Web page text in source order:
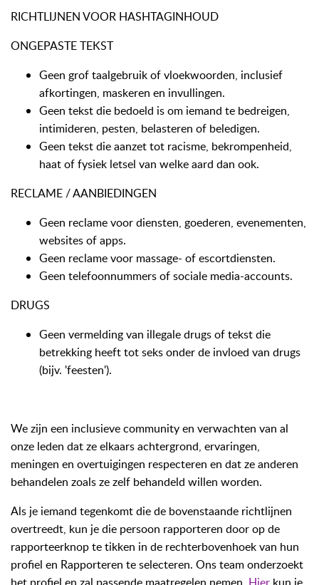
RICHTLIJNEN VOOR HASHTAGINHOUD
ONGEPASTE TEKST
Geen grof taalgebruik of vloekwoorden, inclusief
afkortingen, maskeren en invullingen.
Geen tekst die bedoeld is om iemand te bedreigen,
intimideren, pesten, belasteren of beledigen.
Geen tekst die aanzet tot racisme, bekrompenheid,
haat of fysiek letsel van welke aard dan ook.
RECLAME / AANBIEDINGEN
Geen reclame voor diensten, goederen, evenementen,
websites of apps.
Geen reclame voor massage- of escortdiensten.
Geen telefoonnummers of sociale media-accounts.
DRUGS
Geen vermelding van illegale drugs of tekst die
betrekking heeft tot seks onder de invloed van drugs
(bijv. 'feesten').
We zijn een inclusieve community en verwachten van al
onze leden dat ze elkaars achtergrond, ervaringen,
meningen en overtuigingen respecteren en dat ze anderen
behandelen zoals ze zelf behandeld willen worden.
Als je iemand tegenkomt die de bovenstaande richtlijnen
overtreedt, kun je die persoon rapporteren door op de
rapporteerknop te tikken in de rechterbovenhoek van hun
profiel en Rapporteren te selecteren. Ons team onderzoekt